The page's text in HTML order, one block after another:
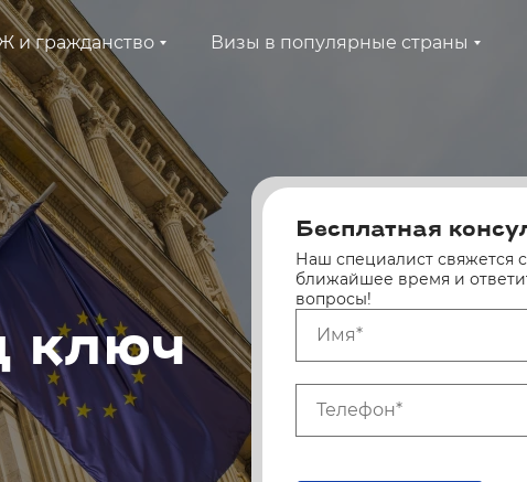
и гражданство Визы в популярные страны
ключ
Наш специалист свяжется
ближайшее время и
вопросы!
Бесплатная